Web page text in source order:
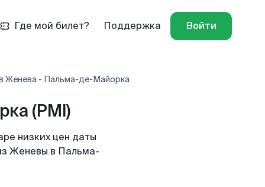
Где мой билет? Поддержка Войти
Женева - Пальма-де-Майорка
(PMI)
низких цен даты
Женевы в Пальма-